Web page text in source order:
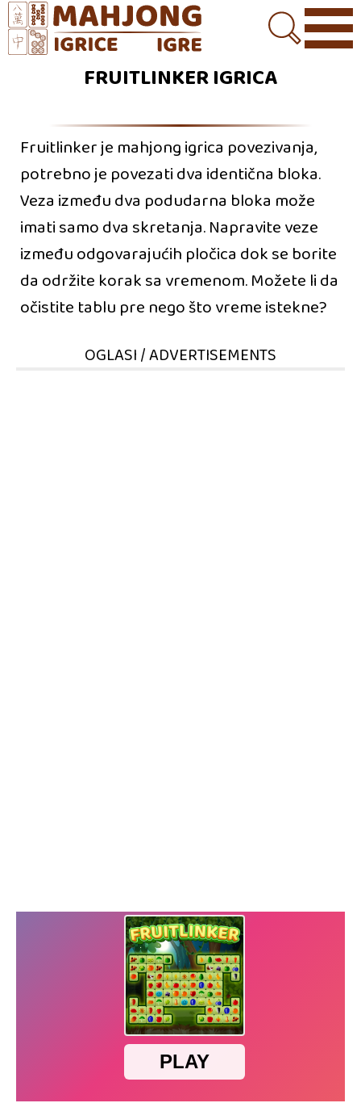
FRUITLINKER IGRICA
Fruitlinker je mahjong igrica povezivanja,
potrebno je povezati dva identična bloka.
Veza između dva podudarna bloka može
imati samo dva skretanja. Napravite veze
između odgovarajućih pločica dok se borite
da održite korak sa vremenom. Možete li da
očistite tablu pre nego što vreme istekne?
OGLASI / ADVERTISEMENTS